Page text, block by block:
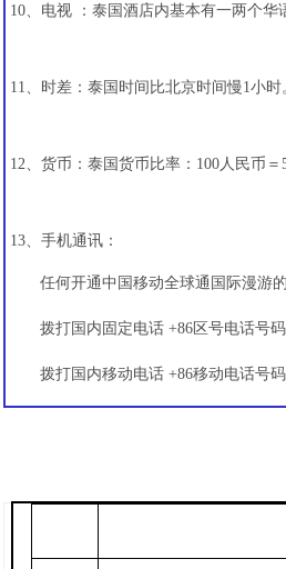
10、电视 ：泰国酒店内基本有一两个华
11、时差：泰国时间比北京时间慢1小时
12、货币：泰国货币比率：100人民币＝
13、手机通讯：
任何开通中国移动全球通国际漫游
拨打国内固定电话 +86区号电话号
拨打国内移动电话 +86移动电话号